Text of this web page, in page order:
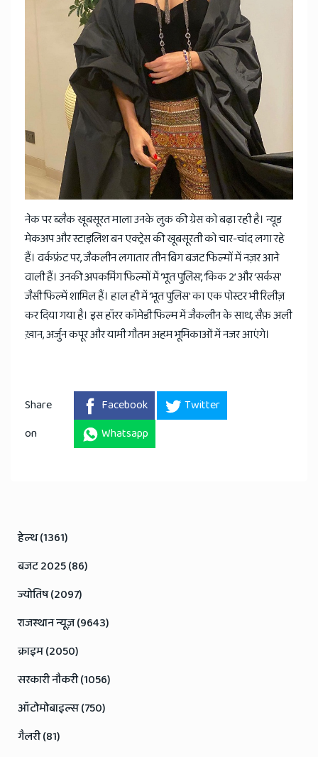
नेक पर ब्लैक खूबसूरत माला उनके लुक की ग्रेस को बढ़ा रही है। न्यूड
मेकअप और स्टाइलिश बन एक्ट्रेस की खूबसूरती को चार-चांद लगा रहे
हैं। वर्कफ्रंट पर, जैकलीन लगातार तीन बिग बजट फिल्मों में नज़र आने
वाली हैं। उनकी अपकमिंग फिल्मों में ‘भूत पुलिस’, ‘किक 2’ और ‘सर्कस’
जैसी फिल्में शामिल हैं। हाल ही में ‘भूत पुलिस' का एक पोस्टर भी रिलीज़
कर दिया गया है। इस हॉरर कॉमेडी फिल्म में जैकलीन के साथ, सैफ़ अली
ख़ान, अर्जुन कपूर और यामी गौतम अहम भूमिकाओं में नजर आएंगे।
Share
on
Facebook
Twitter
Whatsapp
हेल्थ (1361)
बजट 2025 (86)
ज्योतिष (2097)
राजस्थान न्यूज़ (9643)
क्राइम (2050)
सरकारी नौकरी (1056)
ऑटोमोबाइल्स (750)
गैलरी (81)